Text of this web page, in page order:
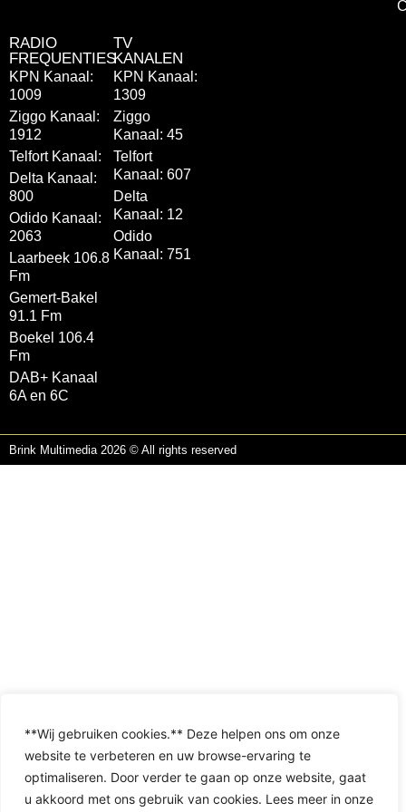
**Wij gebruiken cookies.** Deze helpen ons om onze
website te verbeteren en uw browse-ervaring te
optimaliseren. Door verder te gaan op onze website, gaat
u akkoord met ons gebruik van cookies. Lees meer in onze
RADIO
FREQUENTIES
KPN Kanaal:
1009
Ziggo Kanaal:
1912
Telfort Kanaal:
Delta Kanaal:
800
Odido Kanaal:
2063
Laarbeek 106.8
Fm
Gemert-Bakel
91.1 Fm
Boekel 106.4
Fm
DAB+ Kanaal
6A en 6C
TV
KANALEN
KPN Kanaal:
1309
Ziggo
Kanaal: 45
Telfort
Kanaal: 607
Delta
Kanaal: 12
Odido
Kanaal: 751
Brink Multimedia 2026 © All rights reserved